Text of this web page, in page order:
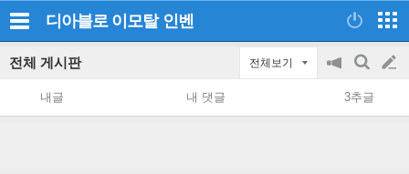
디아블로 이모탈 인벤
전체 게시판 전체보기
공
on/off
검
색
글
쓰
내글 내 댓글 3추글